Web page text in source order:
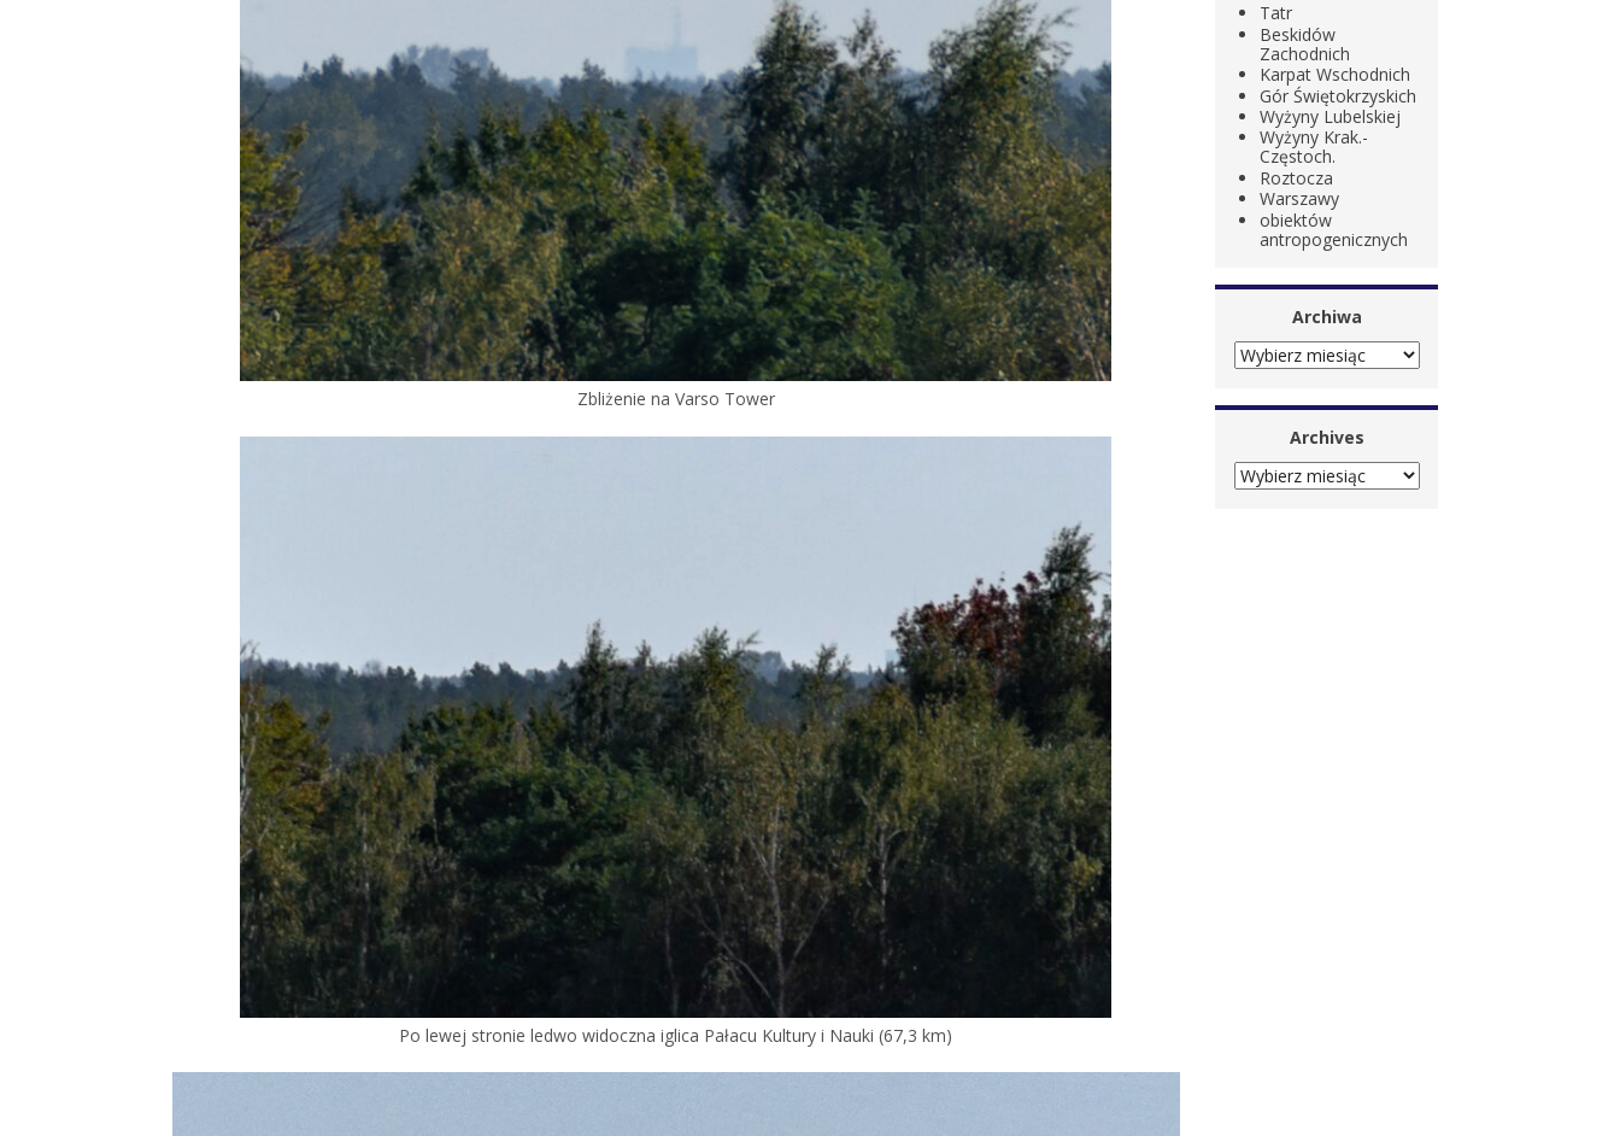
Zbliżenie na Varso Tower
Po lewej stronie ledwo widoczna iglica Pałacu Kultury i Nauki (67,3 km)
Tatr
Beskidów
Zachodnich
Karpat Wschodnich
Gór Świętokrzyskich
Wyżyny Lubelskiej
Wyżyny Krak.-
Częstoch.
Roztocza
Warszawy
obiektów
antropogenicznych
Archiwa
ARCHIWA
Archives
ARCHIVES